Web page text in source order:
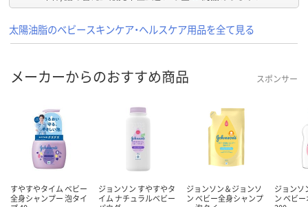
太陽油脂のベビースキンケア・ヘルスケア用品を全て見る
メーカーからのおすすめ商品 スポンサー
すやすやタイム ベビー
全身シャンプー 泡タイ
ジョンソン すやすやタ
イム ナチュラルベビー
ジョンソン＆ジョンソ
ン ベビー全身シャンプ
ジョンソ
ン ベビ